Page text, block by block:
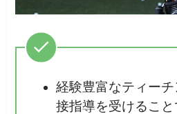
経験豊富なティー
接指導を受けるこ